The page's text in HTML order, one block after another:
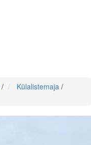
/ Külalistemaja /